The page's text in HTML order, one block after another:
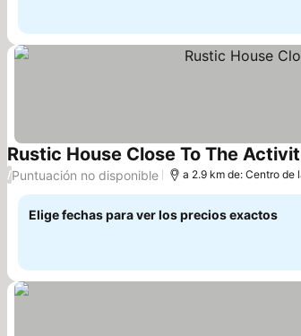
Rustic House Close To The
/Puntuación no disponible a 2.9 km de: Centro de
Elige fechas para ver los precios exactos